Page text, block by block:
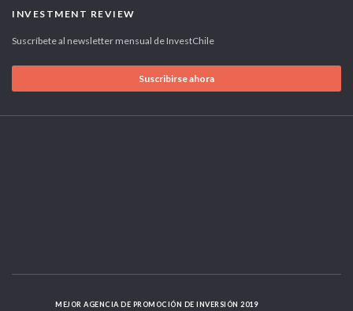
INVESTMENT REVIEW
Suscríbete al newsletter mensual de InvestChile
Suscribirse ahora
MEJOR AGENCIA DE PROMOCIÓN DE INVERSIÓN 2019